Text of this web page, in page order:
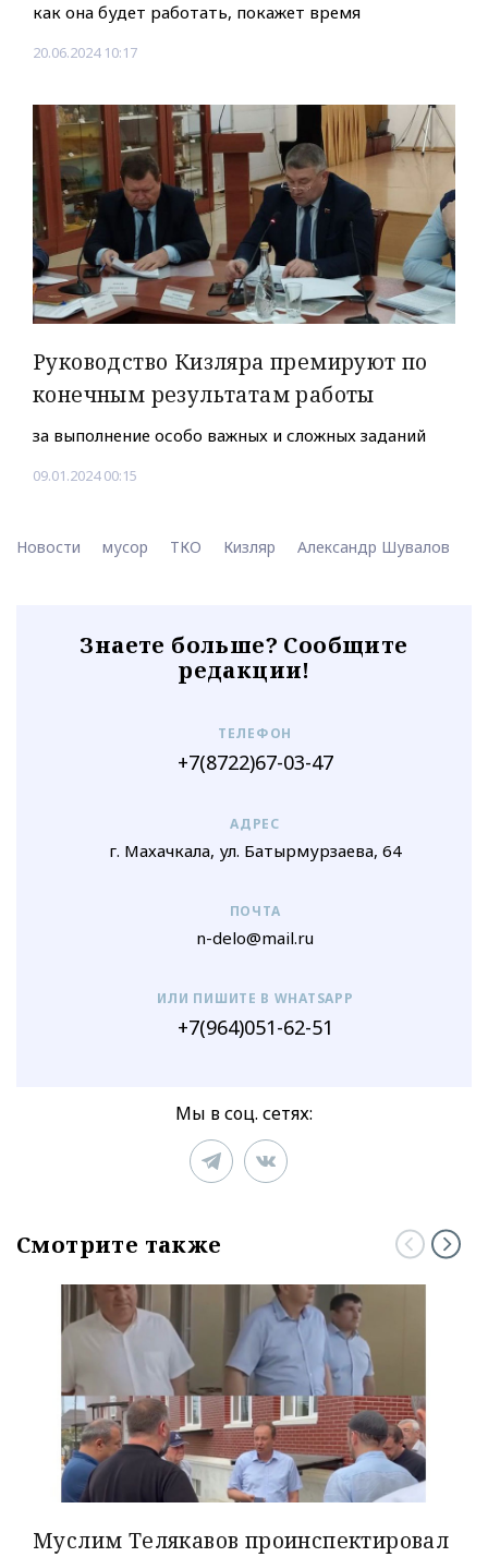
как она будет работать, покажет время
20.06.2024 10:17
Руководство Кизляра премируют по
конечным результатам работы
за выполнение особо важных и сложных заданий
09.01.2024 00:15
Новости мусор ТКО Кизляр Александр Шувалов
Знаете больше? Сообщите
редакции!
ТЕЛЕФОН
+7(8722)67-03-47
АДРЕС
г. Махачкала, ул. Батырмурзаева, 64
ПОЧТА
n-delo@mail.ru
ИЛИ ПИШИТЕ В WHATSAPP
+7(964)051-62-51
Мы в соц. сетях:
Смотрите также
Муслим Телякавов проинспектировал